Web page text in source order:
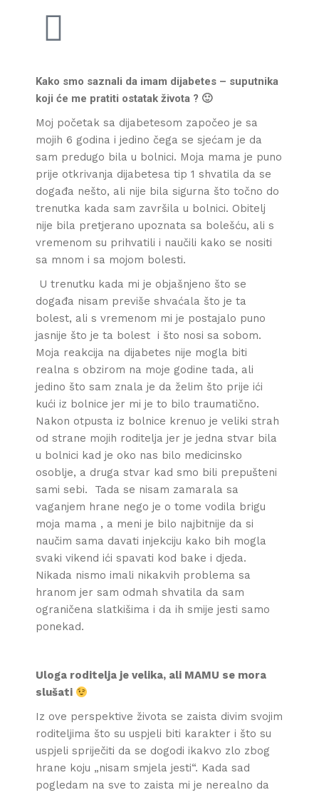
Kako smo saznali da imam dijabetes – suputnika
koji će me pratiti ostatak života ? 🙂
Moj početak sa dijabetesom započeo je sa
mojih 6 godina i jedino čega se sjećam je da
sam predugo bila u bolnici. Moja mama je puno
prije otkrivanja dijabetesa tip 1 shvatila da se
događa nešto, ali nije bila sigurna što točno do
trenutka kada sam završila u bolnici. Obitelj
nije bila pretjerano upoznata sa bolešću, ali s
vremenom su prihvatili i naučili kako se nositi
sa mnom i sa mojom bolesti.
U trenutku kada mi je objašnjeno što se
događa nisam previše shvaćala što je ta
bolest, ali s vremenom mi je postajalo puno
jasnije što je ta bolest i što nosi sa sobom.
Moja reakcija na dijabetes nije mogla biti
realna s obzirom na moje godine tada, ali
jedino što sam znala je da želim što prije ići
kući iz bolnice jer mi je to bilo traumatično.
Nakon otpusta iz bolnice krenuo je veliki strah
od strane mojih roditelja jer je jedna stvar bila
u bolnici kad je oko nas bilo medicinsko
osoblje, a druga stvar kad smo bili prepušteni
sami sebi. Tada se nisam zamarala sa
vaganjem hrane nego je o tome vodila brigu
moja mama , a meni je bilo najbitnije da si
naučim sama davati injekciju kako bih mogla
svaki vikend ići spavati kod bake i djeda.
Nikada nismo imali nikakvih problema sa
hranom jer sam odmah shvatila da sam
ograničena slatkišima i da ih smije jesti samo
ponekad.
Uloga roditelja je velika, ali MAMU se mora
slušati
Iz ove perspektive života se zaista divim svojim
roditeljima što su uspjeli biti karakter i što su
uspjeli spriječiti da se dogodi ikakvo zlo zbog
hrane koju „nisam smjela jesti“. Kada sad
pogledam na sve to zaista mi je nerealno da